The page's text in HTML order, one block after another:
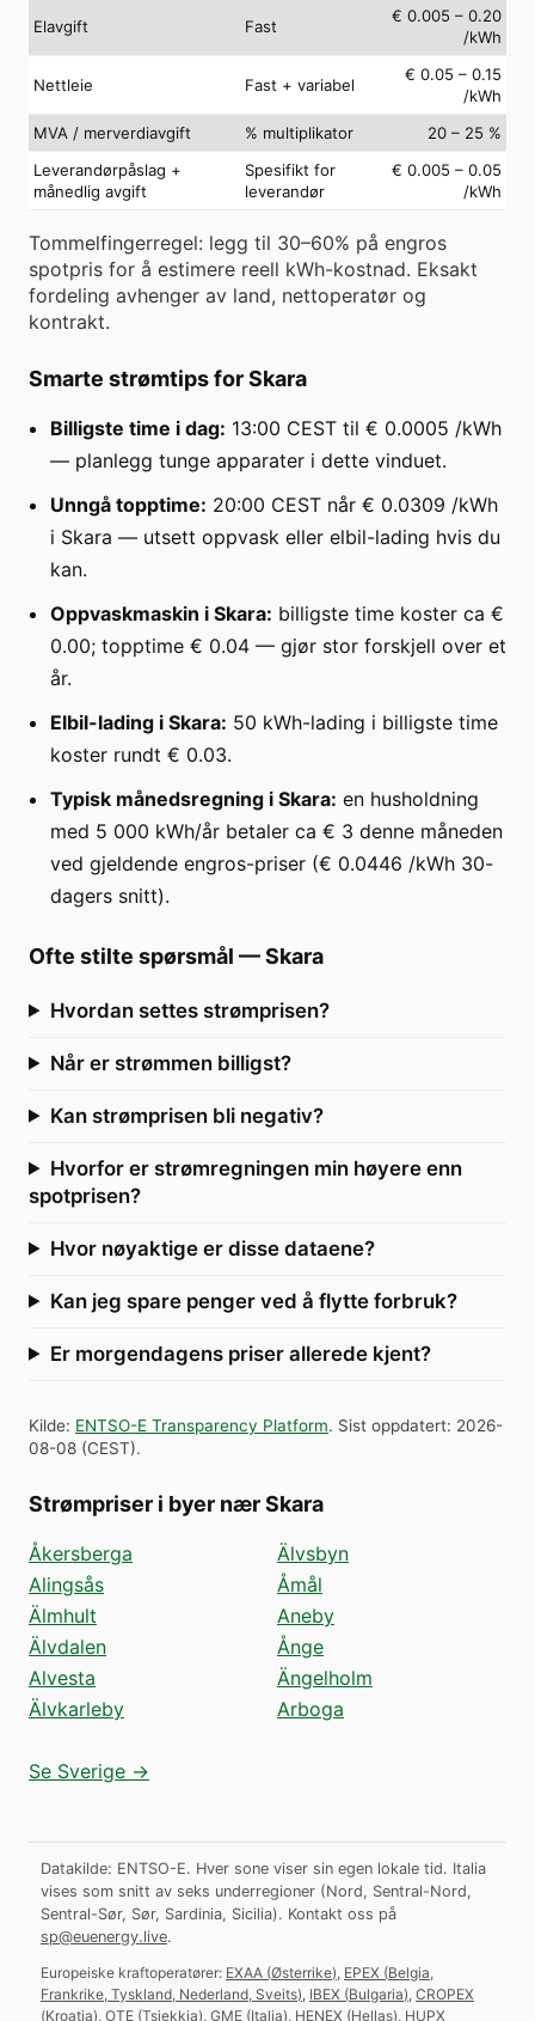
Elavgift Fast
€ 0.005 – 0.20
/kWh
Nettleie Fast + variabel
€ 0.05 – 0.15
/kWh
MVA / merverdiavgift
% multiplikator
20 – 25 %
Leverandørpåslag +
månedlig avgift
Spesifikt for
leverandør
€ 0.005 – 0.05
/kWh
Tommelfingerregel: legg til 30–60% på engros
spotpris for å estimere reell kWh-kostnad. Eksakt
fordeling avhenger av land, nettoperatør og
kontrakt.
Smarte strømtips for Skara
Billigste time i dag: 13:00 CEST til € 0.0005 /kWh
— planlegg tunge apparater i dette vinduet.
Unngå topptime: 20:00 CEST når € 0.0309 /kWh
i Skara — utsett oppvask eller elbil-lading hvis du
kan.
Oppvaskmaskin i Skara: billigste time koster ca €
0.00; topptime € 0.04 — gjør stor forskjell over et
år.
Elbil-lading i Skara: 50 kWh-lading i billigste time
koster rundt € 0.03.
Typisk månedsregning i Skara: en husholdning
med 5 000 kWh/år betaler ca € 3 denne måneden
ved gjeldende engros-priser (€ 0.0446 /kWh 30-
dagers snitt).
Ofte stilte spørsmål —Skara
Hvordan settes strømprisen?
Når er strømmen billigst?
Kan strømprisen bli negativ?
Hvorfor er strømregningen min høyere enn
spotprisen?
Hvor nøyaktige er disse dataene?
Kan jeg spare penger ved å flytte forbruk?
Er morgendagens priser allerede kjent?
Kilde: ENTSO-E Transparency Platform. Sist oppdatert: 2026-
08-08 (CEST).
Strømpriser i byer nær Skara
Åkersberga
Alingsås
Älmhult
Älvdalen
Alvesta
Älvkarleby
Älvsbyn
Åmål
Aneby
Ånge
Ängelholm
Arboga
Se Sverige →
Datakilde: ENTSO-E. Hver sone viser sin egen lokale tid. Italia
vises som snitt av seks underregioner (Nord, Sentral-Nord,
Sentral-Sør, Sør, Sardinia, Sicilia). Kontakt oss på
sp@euenergy.live.
Europeiske kraftoperatører: EXAA (Østerrike) EPEX (Belgia,
Frankrike, Tyskland, Nederland, Sveits) IBEX (Bulgaria) CROPEX
(Kroatia) OTE (Tsjekkia) GME (Italia) HENEX (Hellas) HUPX